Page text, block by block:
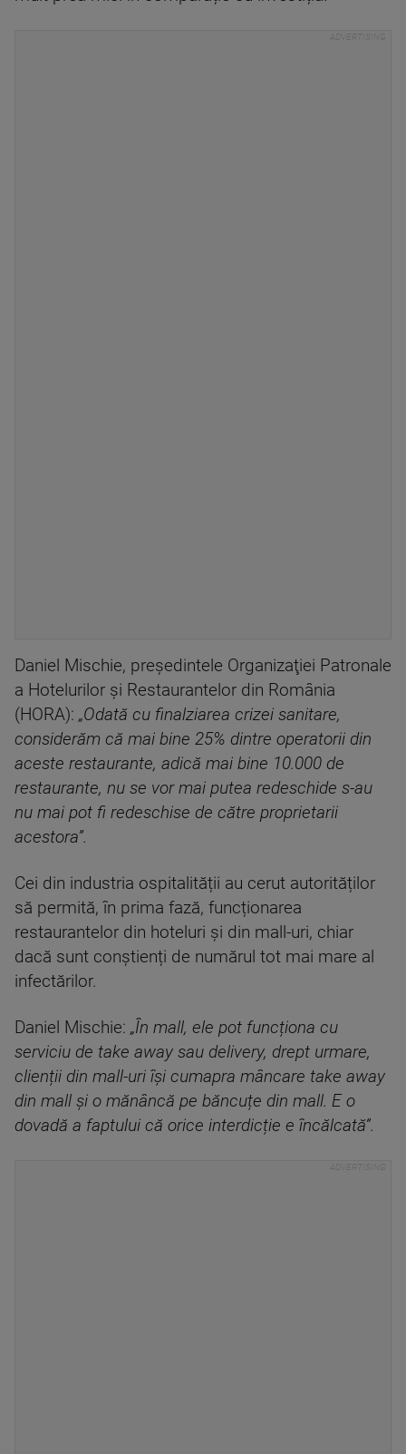
Daniel Mischie, preşedintele Organizaţiei Patronale
a Hotelurilor şi Restaurantelor din România
(HORA): „Odată cu finalziarea crizei sanitare,
considerăm că mai bine 25% dintre operatorii din
aceste restaurante, adică mai bine 10.000 de
restaurante, nu se vor mai putea redeschide s-au
nu mai pot fi redeschise de către proprietarii
acestora”.
Cei din industria ospitalității au cerut autorităților
să permită, în prima fază, funcționarea
restaurantelor din hoteluri și din mall-uri, chiar
dacă sunt conștienți de numărul tot mai mare al
infectărilor.
Daniel Mischie: „În mall, ele pot funcționa cu
serviciu de take away sau delivery, drept urmare,
clienții din mall-uri își cumapra mâncare take away
din mall și o mănâncă pe băncuțe din mall. E o
dovadă a faptului că orice interdicție e încălcată”.